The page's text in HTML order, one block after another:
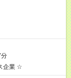
企業 ☆